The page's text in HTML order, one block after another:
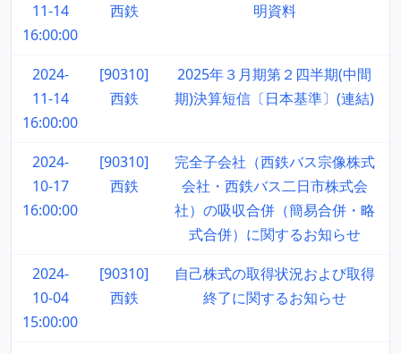
11-14
16:00:00
西鉄
明資料
2024-
11-14
16:00:00
[90310]
西鉄
2025年３月期第２四半期(中間
期)決算短信〔日本基準〕(連結)
2024-
10-17
16:00:00
[90310]
西鉄
完全子会社（西鉄バス宗像株式
会社・西鉄バス二日市株式会
社）の吸収合併（簡易合併・略
式合併）に関するお知らせ
2024-
10-04
15:00:00
[90310]
西鉄
自己株式の取得状況および取得
終了に関するお知らせ